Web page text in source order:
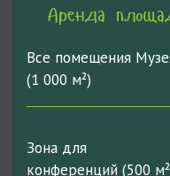
Аренда
Все помещения
(1 000 м²)
Зона для
конференций (500 м²